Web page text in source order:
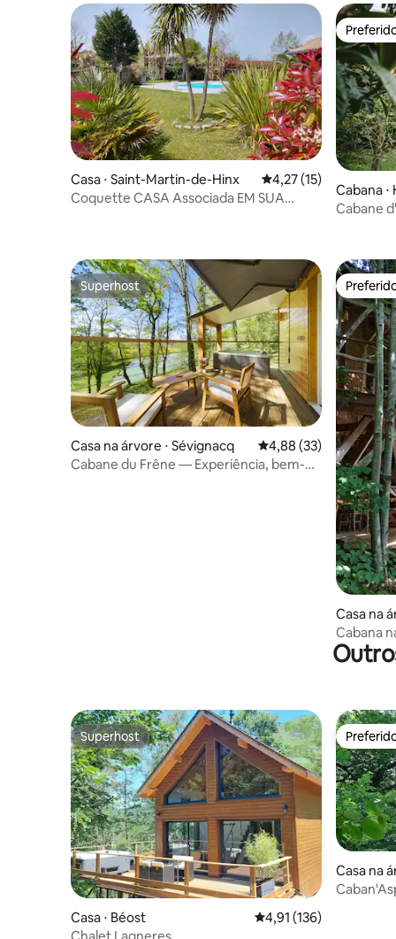
Casa ⋅ Saint-Martin-de-Hinx 4,27 de uma avaliação
4,27 (15)
Coquette CASA Associada EM SUA
Cabana ⋅
Cabane
Superhost
Superhost
Casa na árvore ⋅ Sévignacq 4,88 de uma
4,88 (33)
Cabane du Frêne — Experiência, bem-
Casa na
Cabana
banho
Superhost
Superhost
Casa ⋅ Béost 4,91 de uma avaliação
4,91 (136)
Casa na